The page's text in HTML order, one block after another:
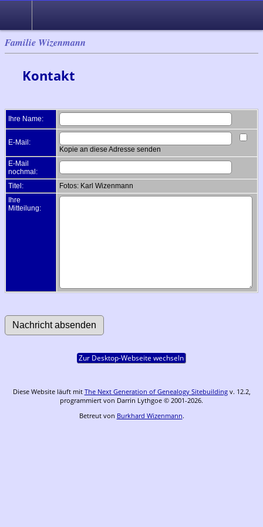
Familie Wizenmann
Kontakt
Ihre Name:
E-Mail:
Kopie an diese Adresse senden
E-Mail
nochmal:
Titel:
Fotos: Karl Wizenmann
Ihre
Mitteilung:
Zur Desktop-Webseite wechseln
Diese Website läuft mit The Next Generation of Genealogy Sitebuildingv. 12.2,
programmiert von Darrin Lythgoe © 2001-2026.
Betreut von Burkhard Wizenmann.